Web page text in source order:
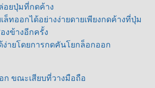
อยปุ่มที่กดค้าง
ทออกได้อย่างง่ายดายเพียงกดค้างที่ปุ่ม
งข้างอีกครั้ง
ง่ายโดยการกดคันโยกล็อกออก
ก ขณะเสียบที่วางมือถือ